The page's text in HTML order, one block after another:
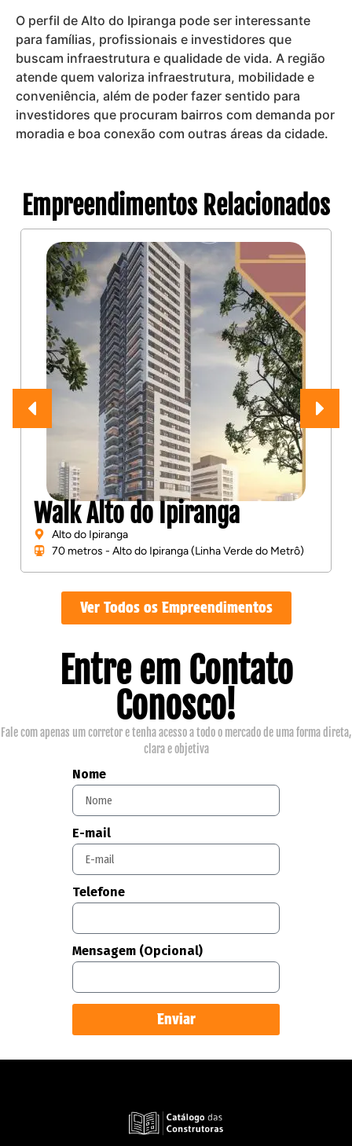
O perfil de Alto do Ipiranga pode ser interessante
para famílias, profissionais e investidores que
buscam infraestrutura e qualidade de vida. A região
atende quem valoriza infraestrutura, mobilidade e
conveniência, além de poder fazer sentido para
investidores que procuram bairros com demanda por
moradia e boa conexão com outras áreas da cidade.
Empreendimentos Relacionados
Walk Alto do Ipiranga
Alto do Ipiranga
70 metros - Alto do Ipiranga (Linha Verde do Metrô)
Ver Todos os Empreendimentos
Entre em Contato
Conosco!
Fale com apenas um corretor e tenha acesso a todo o mercado de uma forma direta,
clara e objetiva
Nome
E-mail
Telefone
Mensagem (Opcional)
Enviar